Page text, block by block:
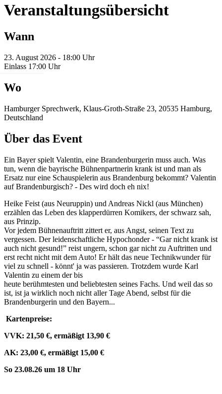
Veranstaltungsübersicht
Wann
23. August 2026 - 18:00 Uhr
Einlass 17:00 Uhr
Wo
Hamburger Sprechwerk, Klaus-Groth-Straße 23, 20535 Hamburg,
Deutschland
Über das Event
Ein Bayer spielt Valentin, eine Brandenburgerin muss auch. Was
tun, wenn die bayrische Bühnenpartnerin krank ist und man als
Ersatz nur eine Schauspielerin aus Brandenburg bekommt? Valentin
auf Brandenburgisch? - Des wird doch eh nix!
Heike Feist (aus Neuruppin) und Andreas Nickl (aus München)
erzählen das Leben des klapperdürren Komikers, der schwarz sah,
aus Prinzip.
Vor jedem Bühnenauftritt zittert er, aus Angst, seinen Text zu
vergessen. Der leidenschaftliche Hypochonder - “Gar nicht krank ist
auch nicht gesund!” reist ungern, schon gar nicht zu Auftritten und
erst recht nicht mit dem Auto! Er hält das neue Technikwunder für
viel zu schnell - könnt' ja was passieren. Trotzdem wurde Karl
Valentin zu einem der bis
heute berühmtesten und beliebtesten seines Fachs. Und weil das so
ist, ist ja wirklich noch nicht aller Tage Abend, selbst für die
Brandenburgerin und den Bayern...
Kartenpreise:
VVK: 21,50 €, ermäßigt 13,90 €
AK: 23,00 €, ermäßigt 15,00 €
So 23.08.26 um 18 Uhr